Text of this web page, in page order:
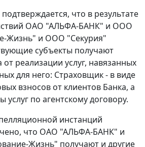
что в результате
ОАО "АЛЬФА-БАНК" и ООО
Жизнь" и ООО "Секурия"
субъекты получают
реализации услуг, навязанных
для него: Страховщик - в виде
взносов от клиентов Банка, а
услуг по агентскому договору.
инстанций
что ОАО "АЛЬФА-БАНК" и
Жизнь" получают и другие